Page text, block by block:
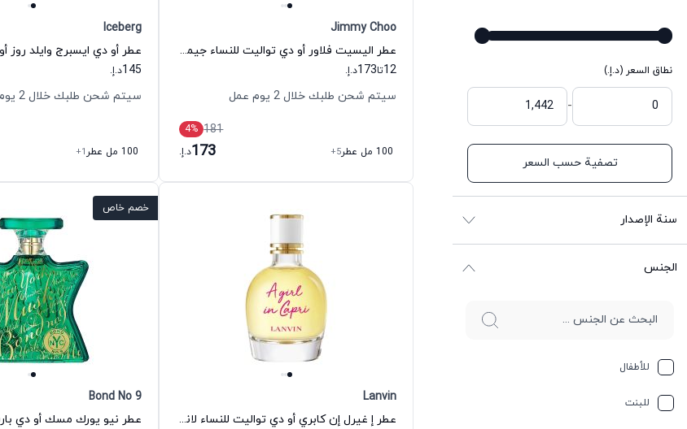
نطاق السعر (د.إ.)
-
تصفية حسب السعر
سنة الإصدار
الجنس
للأطفال
للبنت
Jimmy Choo
عطر اليسيت فلاور أو دي تواليت للنساء جيمي شو
12تا173د.إ.
سيتم شحن طلبك خلال 2 يوم عمل
181
4%
100 مل عطر
+5
173د.إ.
Iceberg
145د.إ.
سيتم شحن طلبك خلال 2 يوم عمل
100 مل عطر +1
Lanvin
عطر إ غيرل إن كابري أو دي تواليت للنساء لانفين
خصم خاص
Bond No 9